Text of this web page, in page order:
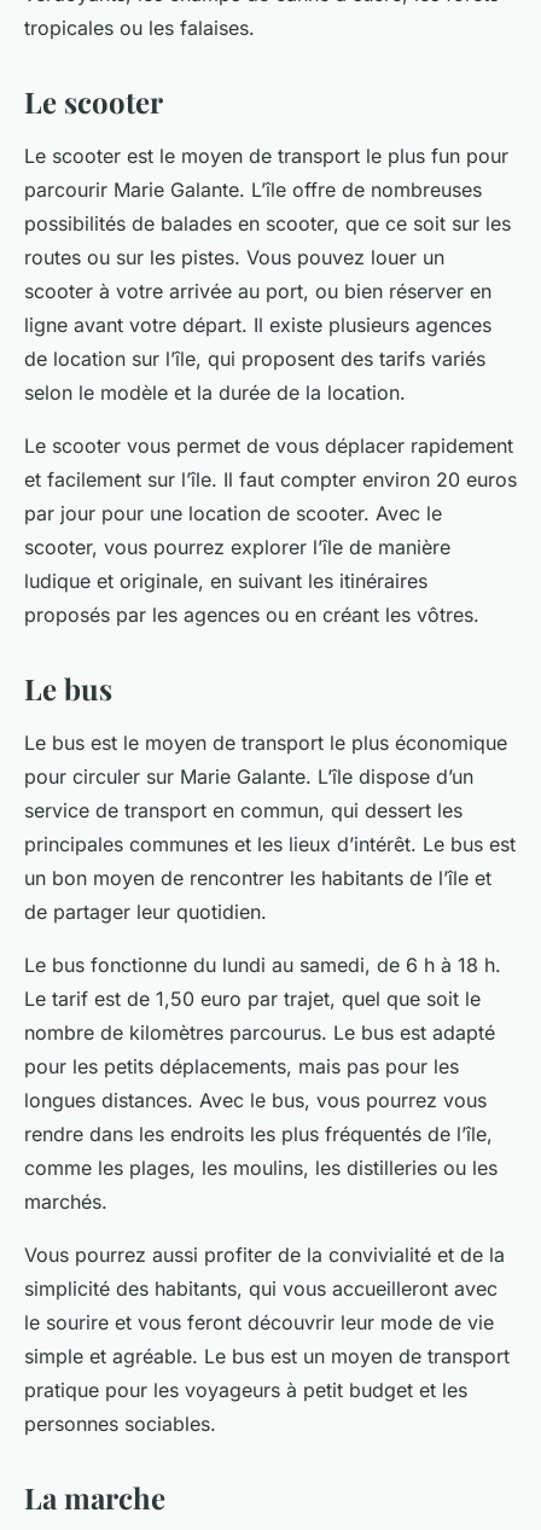
tropicales ou les falaises.
Le scooter
Le scooter est le moyen de transport le plus fun pour
parcourir Marie Galante. L’île offre de nombreuses
possibilités de balades en scooter, que ce soit sur les
routes ou sur les pistes. Vous pouvez louer un
scooter à votre arrivée au port, ou bien réserver en
ligne avant votre départ. Il existe plusieurs agences
de location sur l’île, qui proposent des tarifs variés
selon le modèle et la durée de la location.
Le scooter vous permet de vous déplacer rapidement
et facilement sur l’île. Il faut compter environ 20 euros
par jour pour une location de scooter. Avec le
scooter, vous pourrez explorer l’île de manière
ludique et originale, en suivant les itinéraires
proposés par les agences ou en créant les vôtres.
Le bus
Le bus est le moyen de transport le plus économique
pour circuler sur Marie Galante. L’île dispose d’un
service de transport en commun, qui dessert les
principales communes et les lieux d’intérêt. Le bus est
un bon moyen de rencontrer les habitants de l’île et
de partager leur quotidien.
Le bus fonctionne du lundi au samedi, de 6 h à 18 h.
Le tarif est de 1,50 euro par trajet, quel que soit le
nombre de kilomètres parcourus. Le bus est adapté
pour les petits déplacements, mais pas pour les
longues distances. Avec le bus, vous pourrez vous
rendre dans les endroits les plus fréquentés de l’île,
comme les plages, les moulins, les distilleries ou les
marchés.
Vous pourrez aussi profiter de la convivialité et de la
simplicité des habitants, qui vous accueilleront avec
le sourire et vous feront découvrir leur mode de vie
simple et agréable. Le bus est un moyen de transport
pratique pour les voyageurs à petit budget et les
personnes sociables.
La marche